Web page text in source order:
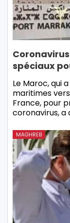
spéciaux
Le Maroc, qui
maritimes
France, pour
coronavirus, a
MAGHREB